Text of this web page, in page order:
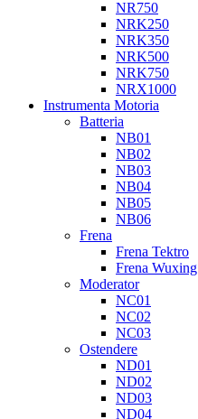
NR750
NRK250
NRK350
NRK500
NRK750
NRX1000
Instrumenta Motoria
Batteria
NB01
NB02
NB03
NB04
NB05
NB06
Frena
Frena Tektro
Frena Wuxing
Moderator
NC01
NC02
NC03
Ostendere
ND01
ND02
ND03
ND04